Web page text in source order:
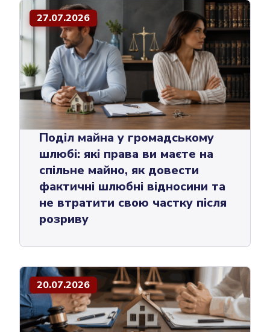
27.07.2026
Поділ майна у громадському
шлюбі: які права ви маєте на
спільне майно, як довести
фактичні шлюбні відносини та
не втратити свою частку після
розриву
20.07.2026